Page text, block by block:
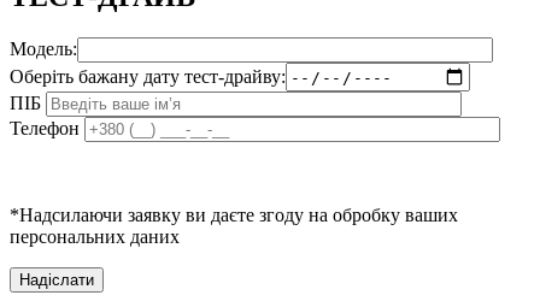
Модель:
Оберіть бажану дату тест-драйву:
ПІБ
Телефон
*Надсилаючи заявку ви даєте згоду на обробку ваших
персональних даних